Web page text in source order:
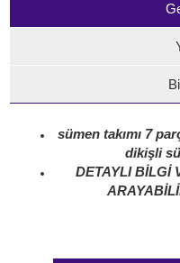
sümen takımı 7
dikişli
DETAYLI BİLGİ